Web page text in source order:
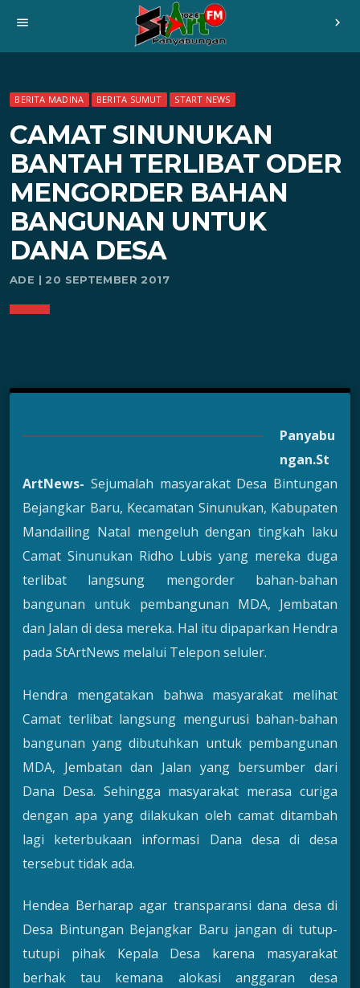
menu chevron_right
BERITA MADINA BERITA SUMUT START NEWS
CAMAT SINUNUKAN
BANTAH TERLIBAT ODER
MENGORDER BAHAN
BANGUNAN UNTUK
DANA DESA
ADE | 20 SEPTEMBER 2017
Panyabu
ngan.St
ArtNews- Sejumalah masyarakat Desa Bintungan
Bejangkar Baru, Kecamatan Sinunukan, Kabupaten
Mandailing Natal mengeluh dengan tingkah laku
Camat Sinunukan Ridho Lubis yang mereka duga
terlibat langsung mengorder bahan-bahan
bangunan untuk pembangunan MDA, Jembatan
dan Jalan di desa mereka. Hal itu dipaparkan Hendra
pada StArtNews melalui Telepon seluler.
Hendra mengatakan bahwa masyarakat melihat
Camat terlibat langsung mengurusi bahan-bahan
bangunan yang dibutuhkan untuk pembangunan
MDA, Jembatan dan Jalan yang bersumber dari
Dana Desa. Sehingga masyarakat merasa curiga
dengan apa yang dilakukan oleh camat ditambah
lagi keterbukaan informasi Dana desa di desa
tersebut tidak ada.
Hendea Berharap agar transparansi dana desa di
Desa Bintungan Bejangkar Baru jangan di tutup-
tutupi pihak Kepala Desa karena masyarakat
berhak tau kemana alokasi anggaran desa